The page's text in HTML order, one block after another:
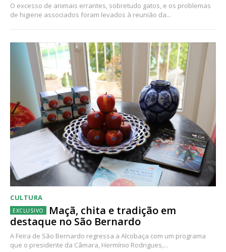
O excesso de animais errantes, sobretudo gatos, e os problemas
de higiene associados foram levados à reunião da...
CULTURA
Maçã, chita e tradição em
destaque no São Bernardo
A Feira de São Bernardo regressa a Alcobaça com um programa
que o presidente da Câmara, Hermínio Rodrigues,...